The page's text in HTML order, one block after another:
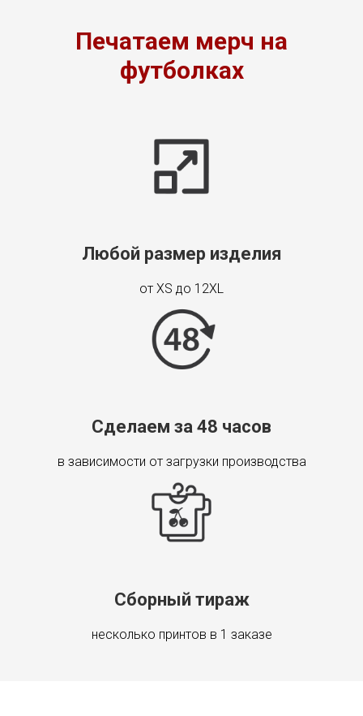
Печатаем мерч на
футболках
Любой размер изделия
от XS до 12XL
Сделаем за 48 часов
в зависимости от загрузки производства
Сборный тираж
несколько принтов в 1 заказе